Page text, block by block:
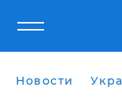
Новости